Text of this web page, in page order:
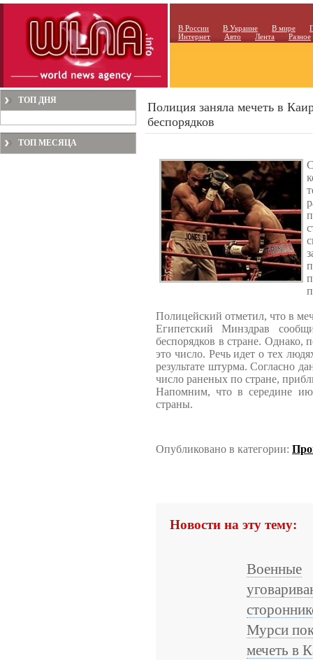
В России В Украине В мире
Интернет
Авто Лента Разное
ТОП ДНЯ
ТОП МЕСЯЦА
Полиция заняла мечеть в
беспорядков
Полицейский отметил, что в
Египетский Минздрав
беспорядков в стране. Однако,
это число. Речь идет о тех
результате штурма. Согласно
число раненых по стране,
Напомним, что в середине
страны.
Опубликовано в категории:
Новости на эту тему:
Военные
Мурси
мечеть в